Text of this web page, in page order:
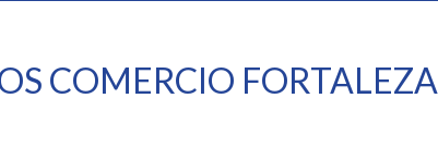
COMERCIO FORTALEZA